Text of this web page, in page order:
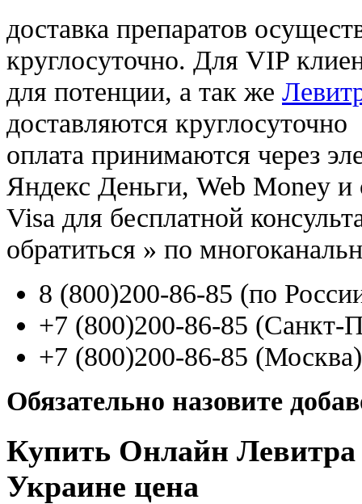
доставка препаратов
круглосуточно. Для VIP
для потенции, а так же
доставляются круглосуточно
оплата принимаются через
Яндекс Деньги, Web Money и
Visa для бесплатной
обратиться » по
8 (800)200-86-85 (по
+7 (800)200-86-85 (Санкт-
+7 (800)200-86-85 (Москва)
Обязательно назовите
Купить Онлайн
Украине цена